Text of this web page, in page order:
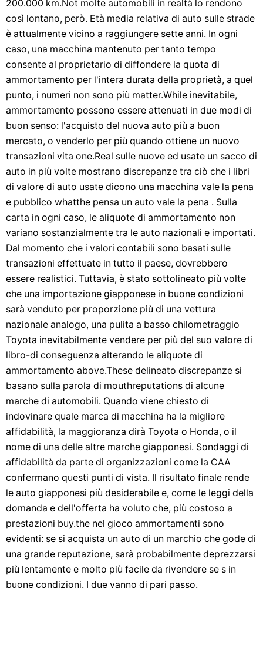
200.000 km.Not molte automobili in realtà lo rendono
così lontano, però. Età media relativa di auto sulle strade
è attualmente vicino a raggiungere sette anni. In ogni
caso, una macchina mantenuto per tanto tempo
consente al proprietario di diffondere la quota di
ammortamento per l'intera durata della proprietà, a quel
punto, i numeri non sono più matter.While inevitabile,
ammortamento possono essere attenuati in due modi di
buon senso: l'acquisto del nuova auto più a buon
mercato, o venderlo per più quando ottiene un nuovo
transazioni vita one.Real sulle nuove ed usate un sacco di
auto in più volte mostrano discrepanze tra ciò che i libri
di valore di auto usate dicono una macchina vale la pena
e pubblico whatthe pensa un auto vale la pena . Sulla
carta in ogni caso, le aliquote di ammortamento non
variano sostanzialmente tra le auto nazionali e importati.
Dal momento che i valori contabili sono basati sulle
transazioni effettuate in tutto il paese, dovrebbero
essere realistici. Tuttavia, è stato sottolineato più volte
che una importazione giapponese in buone condizioni
sarà venduto per proporzione più di una vettura
nazionale analogo, una pulita a basso chilometraggio
Toyota inevitabilmente vendere per più del suo valore di
libro-di conseguenza alterando le aliquote di
ammortamento above.These delineato discrepanze si
basano sulla parola di mouthreputations di alcune
marche di automobili. Quando viene chiesto di
indovinare quale marca di macchina ha la migliore
affidabilità, la maggioranza dirà Toyota o Honda, o il
nome di una delle altre marche giapponesi. Sondaggi di
affidabilità da parte di organizzazioni come la CAA
confermano questi punti di vista. Il risultato finale rende
le auto giapponesi più desiderabile e, come le leggi della
domanda e dell'offerta ha voluto che, più costoso a
prestazioni buy.the nel gioco ammortamenti sono
evidenti: se si acquista un auto di un marchio che gode di
una grande reputazione, sarà probabilmente deprezzarsi
più lentamente e molto più facile da rivendere se s in
buone condizioni. I due vanno di pari passo.